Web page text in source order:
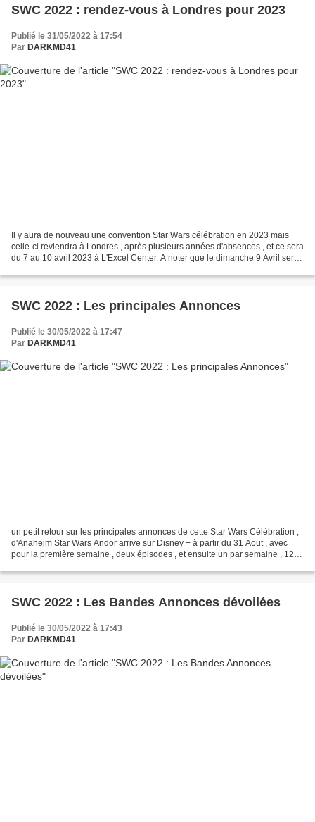
SWC 2022 : rendez-vous à Londres pour 2023
Publié le 31/05/2022 à 17:54
Par DARKMD41
Il y aura de nouveau une convention Star Wars célébration en 2023 mais
celle-ci reviendra à Londres , après plusieurs années d'absences , et ce sera
du 7 au 10 avril 2023 à L'Excel Center. A noter que le dimanche 9 Avril sera
SWC 2022 : Les principales Annonces
Publié le 30/05/2022 à 17:47
Par DARKMD41
un petit retour sur les principales annonces de cette Star Wars Célèbration ,
d'Anaheim Star Wars Andor arrive sur Disney + à partir du 31 Aout , avec
pour la première semaine , deux épisodes , et ensuite un par semaine , 12
SWC 2022 : Les Bandes Annonces dévoilées
Publié le 30/05/2022 à 17:43
Par DARKMD41